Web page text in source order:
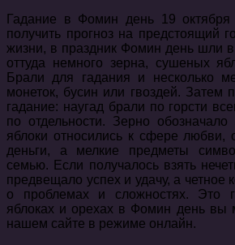
Гадание в Фомин день 19
получить прогноз на предстоящий
жизни, в праздник Фомин день шли
оттуда немного зерна, сушеных
Брали для гадания и несколько
монеток, бусин или гвоздей. Затем
гадание: наугад брали по горсти
по отдельности. Зерно
яблоки относились к сфере любви,
деньги, а мелкие предметы
семью. Если получалось взять
предвещало успех и удачу, а четное
о проблемах и сложностях. Это
яблоках и орехах в Фомин день вы
нашем сайте в режиме онлайн.